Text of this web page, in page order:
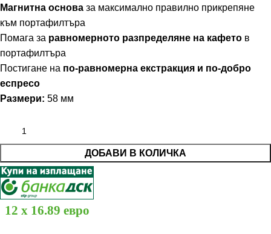
Магнитна основа за максимално правилно прикрепяне
към портафилтъра
Помага за равномерното разпределяне на кафето в
портафилтъра
Постигане на по-равномерна екстракция и по-добро
еспресо
Размери: 58 мм
ДОБАВИ В КОЛИЧКА
12 x 16.89 евро